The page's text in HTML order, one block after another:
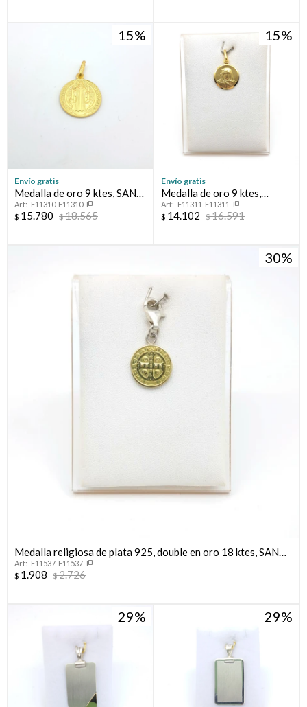
15
Envío gratis
Medalla de oro 9 ktes, SAN
BENITO.
F11310-F11310
$ 15.780 $18.565
15
Envío gratis
Medalla de oro 9 ktes,
VIRGEN MARIA.
F11311-F11311
$ 14.102 $16.591
30
Medalla religiosa de plata 925, double en oro 18 ktes, SAN
BENITO.
F11537-F11537
$ 1.908 $2.726
29 29